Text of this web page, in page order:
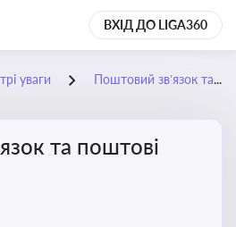
ВХІД ДО LIGA360
уваги Поштовий зв’язок та поштові послуги
та поштові